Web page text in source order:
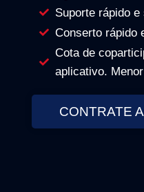
Suporte rápido
Conserto rápido
Cota de
aplicativo.
CONTRATE